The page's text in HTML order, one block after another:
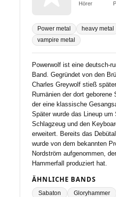
Hörer
Power metal heavy metal
vampire metal
Powerwolf ist eine deutsch-
Band. Gegründet von den
Charles Greywolf stieß
Rumänien der dort geborene
der eine klassische
Später wurde das Lineup um
Schlagzeug und den
erweitert. Bereits das
wurde von dem bekannten
Nordström aufgenommen,
Hammerfall produziert hat.
ÄHNLICHE BANDS
Sabaton Gloryhammer